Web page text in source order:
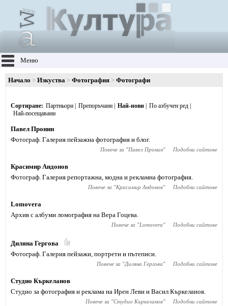
Меню
Начало Изкуства Фотография Фотографи
Сортиране Партньори Препоръчани Най-нови
По азбучен ред
Най-посещавани
Павел Пронин
Фотограф. Галерия пейзажна фотография и блог.
Повече за "Павел Пронин" Подобни сайтове
Красимир Андонов
Фотограф. Галерия репортажна, модна и рекламна фотография.
Повече за "Красимир Андонов" Подобни сайтове
Lomovera
Архив с албуми ломография на Вера Гоцева.
Повече за "Lomovera" Подобни сайтове
Диляна Гергова
Фотограф. Галерия пейзажи, портрети и пътеписи.
Повече за "Диляна Гергова" Подобни сайтове
Студио Къркеланов
Студио за фотография и реклама на Ирен Леви и Васил Къркеланов.
Повече за "Студио Къркеланов" Подобни сайтове